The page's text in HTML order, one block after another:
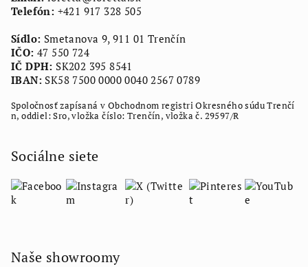
Telefón: +421 917 328 505
Sídlo: Smetanova 9, 911 01 Trenčín
IČO: 47 550 724
IČ DPH: SK202 395 8541
IBAN: SK58 7500 0000 0040 2567 0789
Spoločnosť zapísaná v Obchodnom registri Okresného súdu Trenčí
n, oddiel: Sro, vložka číslo: Trenčín, vložka č. 29597/R
Sociálne siete
Naše showroomy